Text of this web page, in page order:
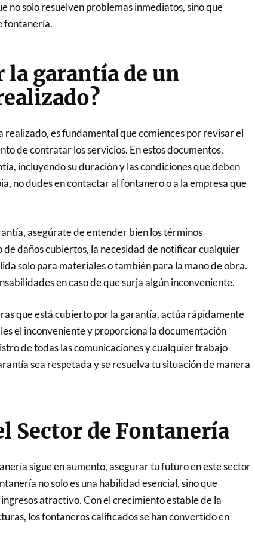
no solo resuelven problemas inmediatos, sino que
fontanería.
la garantía de un
es fundamental que comiences por revisar el
de contratar los servicios. En estos documentos,
incluyendo su duración y las condiciones que deben
no dudes en contactar al fontanero o a la empresa que
asegúrate de entender bien los términos
daños cubiertos, la necesidad de notificar cualquier
solo para materiales o también para la mano de obra.
en caso de que surja algún inconveniente.
que está cubierto por la garantía, actúa rápidamente
el inconveniente y proporciona la documentación
de todas las comunicaciones y cualquier trabajo
sea respetada y se resuelva tu situación de manera
Sector de Fontanería
sigue en aumento, asegurar tu futuro en este sector
no solo es una habilidad esencial, sino que
atractivo. Con el crecimiento estable de la
los fontaneros calificados se han convertido en